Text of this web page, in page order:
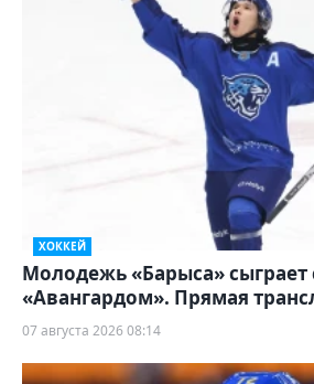
ХОККЕЙ
Молодежь «Барыса» сыграет
«Авангардом». Прямая
07 августа 2026 08:14